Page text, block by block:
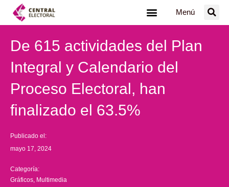
Menú
De 615 actividades del Plan
Integral y Calendario del
Proceso Electoral, han
finalizado el 63.5%
Publicado el:
mayo 17, 2024
Categoría:
Gráficos Multimedia